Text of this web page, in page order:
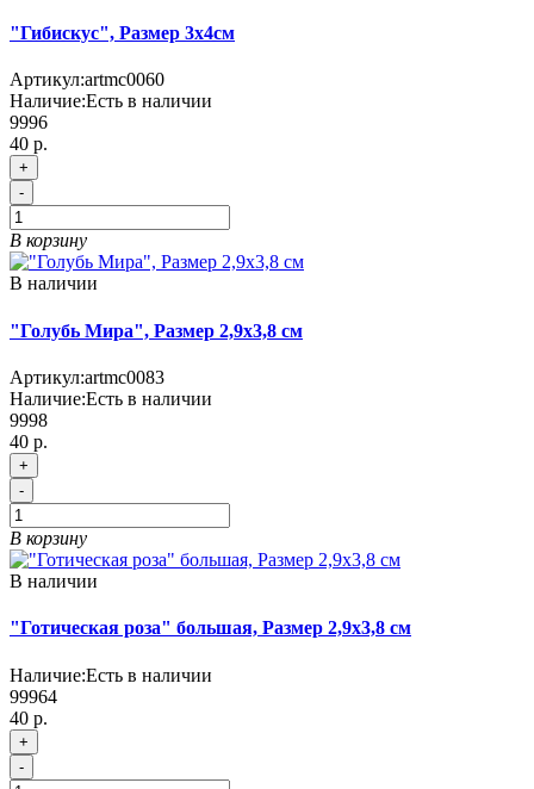
"Гибискус", Размер 3х4см
Артикул:artmc0060
Наличие:Есть в наличии
9996
40 р.
+
-
В корзину
В наличии
"Голубь Мира", Размер 2,9х3,8 см
Артикул:artmc0083
Наличие:Есть в наличии
9998
40 р.
+
-
В корзину
В наличии
"Готическая роза" большая, Размер 2,9х3,8 см
Наличие:Есть в наличии
99964
40 р.
+
-